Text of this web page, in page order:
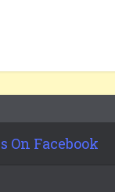
On Facebook